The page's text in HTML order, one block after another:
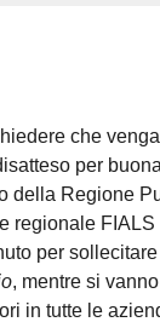
che
per
della Regione
regionale
per
, mentre si
in tutte le